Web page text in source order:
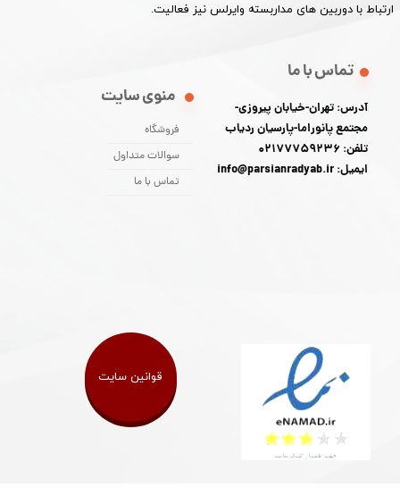
ارتباط با دوربین های مداربسته وایرلس نیز فعالیت.​​​​​​​
منوی سایت
فروشگاه
سوالات متداول
تماس با ما
تماس با ما
آدرس: تهران-خیابان پیروزی-
مجتمع پانوراما-پارسیان ردیاب
تلفن: 02177759236
ایمیل: info@parsianradyab.ir
قوانین سایت